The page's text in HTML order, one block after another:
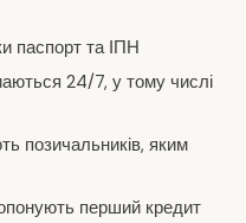
паспорт та ІПН
24/7, у тому числі
позичальників, яким
перший кредит